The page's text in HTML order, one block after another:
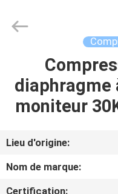
MAISON
PRODUITS
AU
SUJET
DE
co.,limited.
diaphragme
moniteur
Lieu d'origine:
Nom de marque:
Certification: